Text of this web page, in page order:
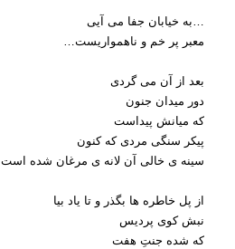
به خیابان جفا می آیی…
…معبر پر خم و ناهمواریست
بعد از آن می گردی
دور میدان جنون
که میانش پیداست
پیکر سنگی مردی که کنون
سینه ی خالی آن لانه ی مرغان شده است
از پل خاطره ها بگذر و تا یاد بیا
نبش کوی پردیس
که شده جنتهفت